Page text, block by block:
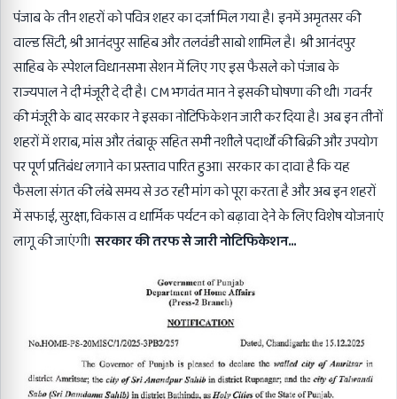
पंजाब के तीन शहरों को पवित्र शहर का दर्जा मिल गया है। इनमें अमृतसर की
वाल्ड सिटी, श्री आनंदपुर साहिब और तलवंडी साबो शामिल है। श्री आनंदपुर
साहिब के स्पेशल विधानसभा सेशन में लिए गए इस फैसले को पंजाब के
राज्यपाल ने दी मंजूरी दे दी है। CM भगवंत मान ने इसकी घोषणा की थी। गवर्नर
की मंजूरी के बाद सरकार ने इसका नोटिफिकेशन जारी कर दिया है। अब इन तीनों
शहरों में शराब, मांस और तंबाकू सहित सभी नशीले पदार्थों की बिक्री और उपयोग
पर पूर्ण प्रतिबंध लगाने का प्रस्ताव पारित हुआ। सरकार का दावा है कि यह
फैसला संगत की लंबे समय से उठ रही मांग को पूरा करता है और अब इन शहरों
में सफाई, सुरक्षा, विकास व धार्मिक पर्यटन को बढ़ावा देने के लिए विशेष योजनाएं
लागू की जाएंगी।सरकार की तरफ से जारी नोटिफिकेशन…